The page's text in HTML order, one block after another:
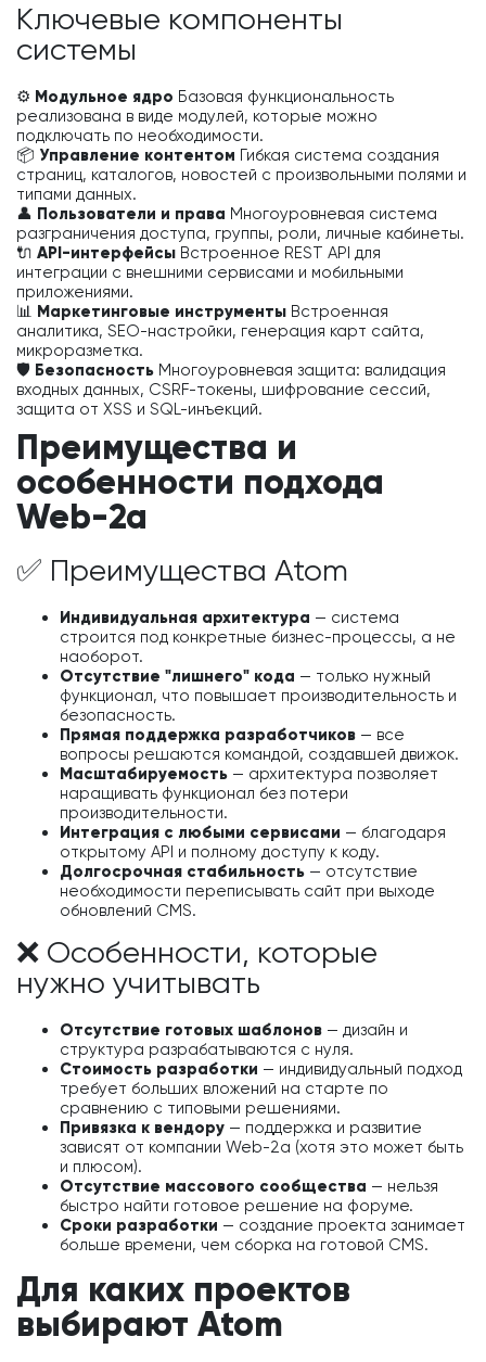
Ключевые компоненты
системы
⚙️ Модульное ядро Базовая функциональность
реализована в виде модулей, которые можно
подключать по необходимости.
📦 Управление контентом Гибкая система создания
страниц, каталогов, новостей с произвольными полями и
типами данных.
👤 Пользователи и права Многоуровневая система
разграничения доступа, группы, роли, личные кабинеты.
🔌 API-интерфейсы Встроенное REST API для
интеграции с внешними сервисами и мобильными
приложениями.
📊 Маркетинговые инструменты Встроенная
аналитика, SEO-настройки, генерация карт сайта,
микроразметка.
🛡️ Безопасность Многоуровневая защита: валидация
входных данных, CSRF-токены, шифрование сессий,
защита от XSS и SQL-инъекций.
Преимущества и
особенности подхода
Web-2a
✅ Преимущества Atom
Индивидуальная архитектура — система
строится под конкретные бизнес-процессы, а не
наоборот.
Отсутствие "лишнего" кода — только нужный
функционал, что повышает производительность и
безопасность.
Прямая поддержка разработчиков — все
вопросы решаются командой, создавшей движок.
Масштабируемость — архитектура позволяет
наращивать функционал без потери
производительности.
Интеграция с любыми сервисами — благодаря
открытому API и полному доступу к коду.
Долгосрочная стабильность — отсутствие
необходимости переписывать сайт при выходе
обновлений CMS.
❌ Особенности, которые
нужно учитывать
Отсутствие готовых шаблонов — дизайн и
структура разрабатываются с нуля.
Стоимость разработки — индивидуальный подход
требует больших вложений на старте по
сравнению с типовыми решениями.
Привязка к вендору — поддержка и развитие
зависят от компании Web-2a (хотя это может быть
и плюсом).
Отсутствие массового сообщества — нельзя
быстро найти готовое решение на форуме.
Сроки разработки — создание проекта занимает
больше времени, чем сборка на готовой CMS.
Для каких проектов
выбирают Atom